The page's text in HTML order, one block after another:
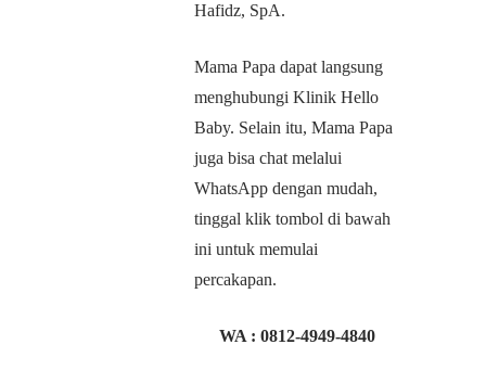
Hafidz, SpA.
Mama Papa dapat langsung
menghubungi Klinik Hello
Baby. Selain itu, Mama Papa
juga bisa chat melalui
WhatsApp dengan mudah,
tinggal klik tombol di bawah
ini untuk memulai
percakapan.
WA : 0812-4949-4840